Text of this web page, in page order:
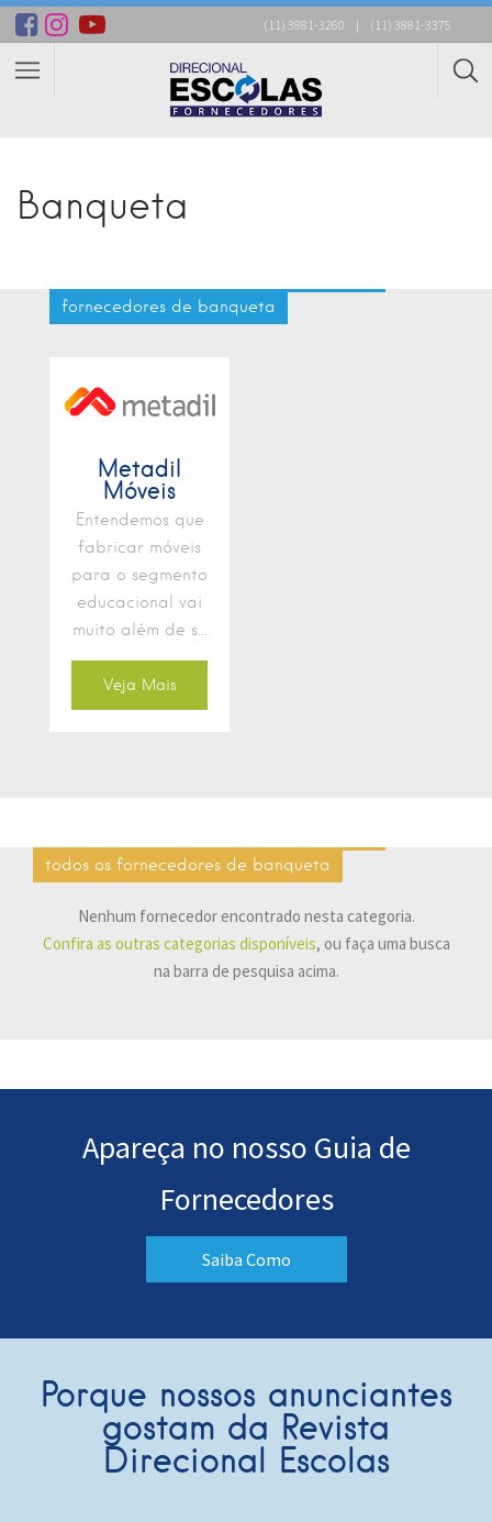
(11) 3881-3260 | (11) 3881-3375
Banqueta
fornecedores de banqueta
Metadil
Móveis
Entendemos que
fabricar móveis
para o segmento
educacional vai
muito além de s...
Veja Mais
todos os fornecedores de banqueta
Nenhum fornecedor encontrado nesta categoria.
Confira as outras categorias disponíveis, ou faça uma busca
na barra de pesquisa acima.
Apareça no nosso Guia de
Fornecedores
Saiba Como
Porque nossos anunciantes
gostam da Revista
Direcional Escolas